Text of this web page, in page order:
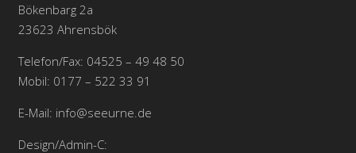
Bökenbarg 2a
23623 Ahrensbök
Telefon/Fax: 04525 – 49 48 50
Mobil: 0177 – 522 33 91
E-Mail: info@seeurne.de
Design/Admin-C: